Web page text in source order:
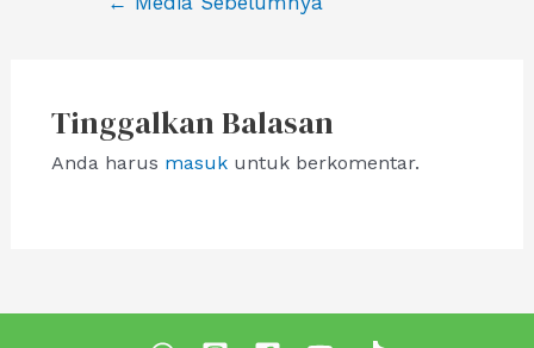
Tinggalkan Balasan
Anda harus masukuntuk berkomentar.